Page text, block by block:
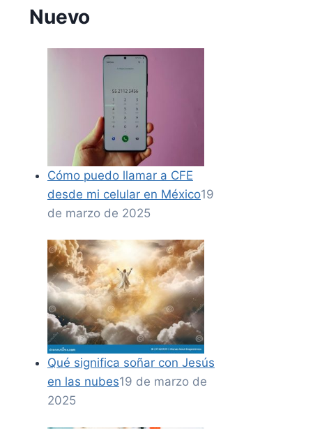
Nuevo
Cómo puedo llamar a CFE
desde mi celular en México19
de marzo de 2025
Qué significa soñar con Jesús
en las nubes19 de marzo de
2025